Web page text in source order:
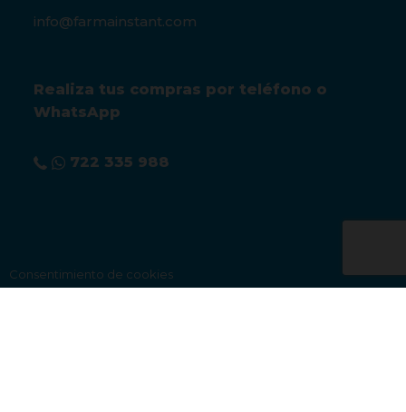
info@farmainstant.com
Realiza tus compras por teléfono o
WhatsApp
722 335 988
Consentimiento de cookies